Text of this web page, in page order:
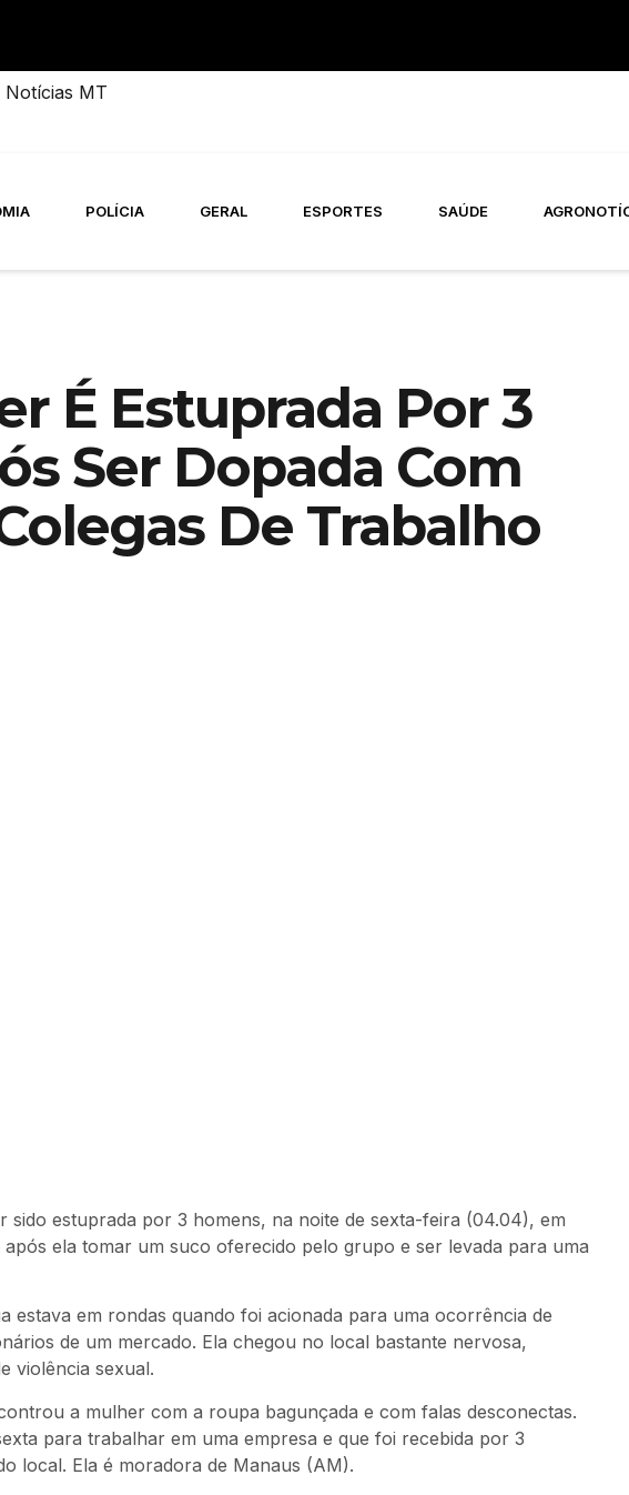
POLÍCIA GERAL ESPORTES SAÚDE
É Estuprada Por 3
Ser Dopada Com
De Trabalho
sido estuprada por 3 homens, na noite de sexta-feira (04.04), em
ela tomar um suco oferecido pelo grupo e ser levada para uma
estava em rondas quando foi acionada para uma ocorrência de
de um mercado. Ela chegou no local bastante nervosa,
violência sexual.
a mulher com a roupa bagunçada e com falas desconectas.
para trabalhar em uma empresa e que foi recebida por 3
local. Ela é moradora de Manaus (AM).